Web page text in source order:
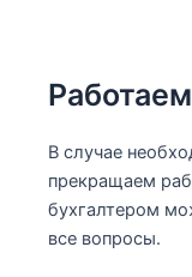
В случае
прекращаем
бухгалтером
все вопросы.